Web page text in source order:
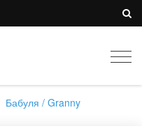
Бабуля / Granny